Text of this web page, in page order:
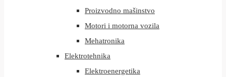
Proizvodno mašinstvo
Motori i motorna vozila
Mehatronika
Elektrotehnika
Elektroenergetika